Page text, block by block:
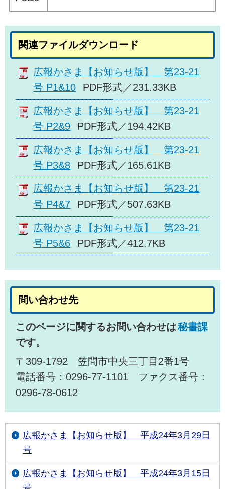
関連ファイルダウンロード
広報かさま【お知らせ版】 第23-21
号 P1&10
PDF形式／231.33KB
広報かさま【お知らせ版】 第23-21
号 P2&9
PDF形式／194.42KB
広報かさま【お知らせ版】 第23-21
号 P3&8
PDF形式／165.61KB
広報かさま【お知らせ版】 第23-21
号 P4&7
PDF形式／507.63KB
広報かさま【お知らせ版】 第23-21
号 P5&6
PDF形式／412.7KB
問い合わせ先
このページに関するお問い合わせは秘書課
です。
〒309-1792 笠間市中央三丁目2番1号
電話番号：0296-77-1101 ファクス番号：
0296-78-0612
広報かさま【お知らせ版】 平成24年3月29日
号
広報かさま【お知らせ版】 平成24年3月15日